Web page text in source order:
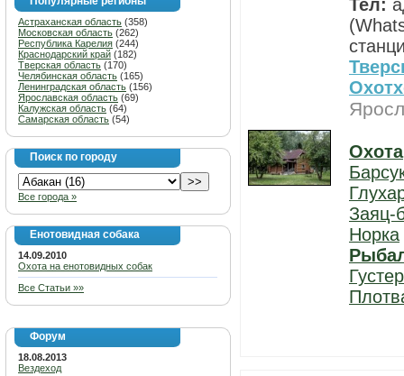
Астраханская область (358)
Московская область (262)
Республика Карелия (244)
Краснодарский край (182)
Тверская область (170)
Челябинская область (165)
Ленинградская область (156)
Ярославская область (69)
Калужская область (64)
Самарская область (54)
Поиск по городу
Все города »
Енотовидная собака
14.09.2010
Охота на енотовидных собак
Все Статьи »»
Форум
18.08.2013
Вездеход
Тел:
Охота
Заяц-
Норка